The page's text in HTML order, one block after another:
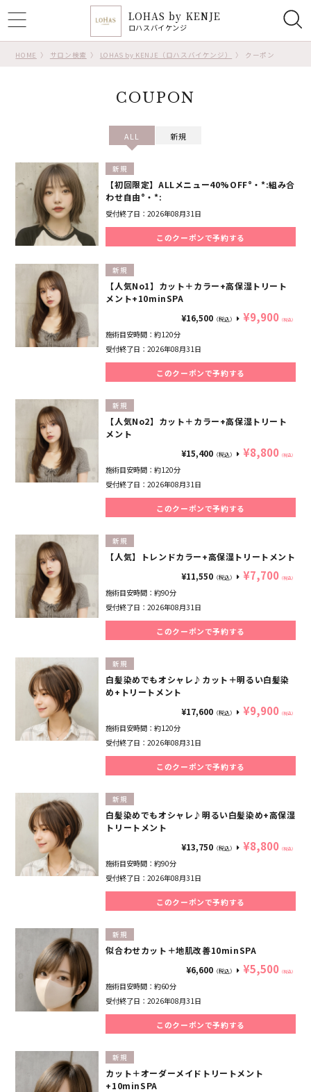
HOME サロン検索 LOHAS by KENJE（ロハスバイケンジ） クーポン
LOHAS by KENJE
ロハスバイケンジ
COUPON
ALL 新規
新規
【初回限定】ALLメニュー40%OFF°・*:組み合
わせ自由°・*:
受付終了日：2026年08月31日
このクーポンで予約する
新規
【人気No1】カット＋カラー+高保湿トリート
メント+10minSPA
¥16,500 （税込） ¥9,900（税込）
施術目安時間：約120分
受付終了日：2026年08月31日
このクーポンで予約する
新規
【人気No2】カット＋カラー+高保湿トリート
メント
¥15,400 （税込） ¥8,800（税込）
施術目安時間：約120分
受付終了日：2026年08月31日
このクーポンで予約する
新規
【人気】トレンドカラー+高保湿トリートメント
¥11,550 （税込） ¥7,700（税込）
施術目安時間：約90分
受付終了日：2026年08月31日
このクーポンで予約する
新規
白髪染めでもオシャレ♪カット＋明るい白髪染
め+トリートメント
¥17,600 （税込） ¥9,900（税込）
施術目安時間：約120分
受付終了日：2026年08月31日
このクーポンで予約する
新規
白髪染めでもオシャレ♪明るい白髪染め+高保湿
トリートメント
¥13,750 （税込） ¥8,800（税込）
施術目安時間：約90分
受付終了日：2026年08月31日
このクーポンで予約する
新規
似合わせカット＋地肌改善10minSPA
¥6,600 （税込） ¥5,500（税込）
施術目安時間：約60分
受付終了日：2026年08月31日
このクーポンで予約する
新規
カット＋オーダーメイドトリートメント
+10minSPA